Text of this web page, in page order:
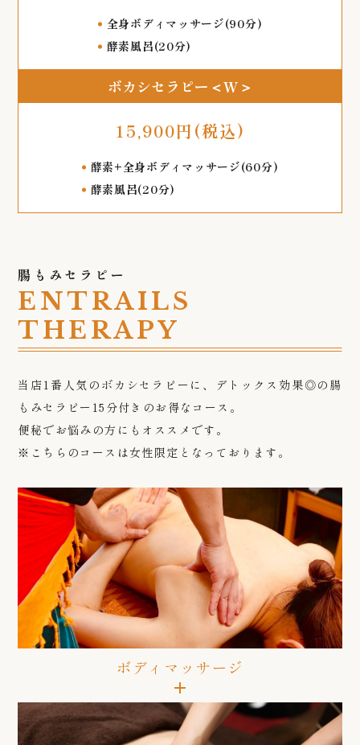
全身ボディマッサージ(90分)
酵素風呂(20分)
ボカシセラピー＜W＞
15,900円(税込)
酵素+全身ボディマッサージ(60分)
酵素風呂(20分)
腸もみセラピー
ENTRAILS
THERAPY
当店1番人気のボカシセラピーに、デトックス効果◎の腸
もみセラピー15分付きのお得なコース。
便秘でお悩みの方にもオススメです。
※こちらのコースは女性限定となっております。
ボディマッサージ